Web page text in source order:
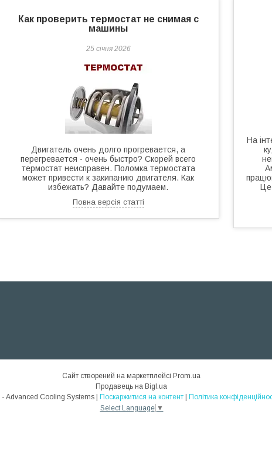
Как проверить термостат не снимая с
машины
25 січня 2026
Двигатель очень долго прогревается, а
перегревается - очень быстро? Скорей всего
термостат неисправен. Поломка термостата
может привести к закипанию двигателя. Как
избежать? Давайте подумаем.
Повна версія статті
На
Це
Сайт створений на маркетплейсі Prom.ua
Продавець на Bigl.ua
Поскаржитися на контент
Політика
Select Language ▼